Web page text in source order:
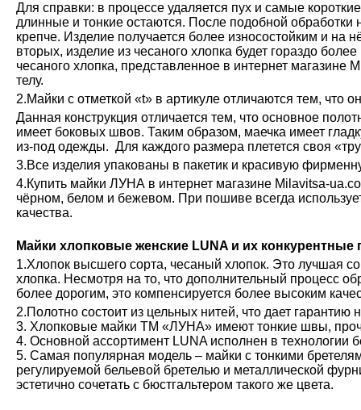
Для справки: в процессе удаляется пух и самые
длинные и тонкие остаются. После подобной обработки
крепче. Изделие получается более износостойким и на
вторых, изделие из чесаного хлопка будет гораздо
чесаного хлопка, представленное в интернет магазине
телу.
2.Майки с отметкой «t» в артикуле отличаются тем, что
Данная конструкция отличается тем, что основное
имеет боковых швов. Таким образом, маечка имеет
из-под одежды. Для каждого размера плетется своя
3.Все изделия упакованы в пакетик и красивую
4.Купить майки ЛУНА в интернет магазине Milavitsa-
чёрном, белом и бежевом. При пошиве всегда
качества.
Майки хлопковые женские LUNA и их конкурентные
1.Хлопок высшего сорта, чесаный хлопок. Это лучшая
хлопка. Несмотря на то, что дополнительный процесс
более дорогим, это компенсируется более высоким
2.Полотно состоит из цельных нитей, что дает гарантию
3. Хлопковые майки ТМ «ЛУНА» имеют тонкие швы,
4. Основной ассортимент LUNA исполнен в технологии
5. Самая популярная модель – майки с тонкими
регулируемой бельевой бретелью и металлической
эстетично сочетать с бюстгальтером такого же цвета.